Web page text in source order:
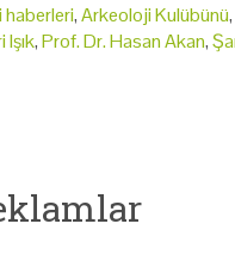
,Arkeoloji Kulübünü,
Işık,Prof. Dr. Hasan Akan,